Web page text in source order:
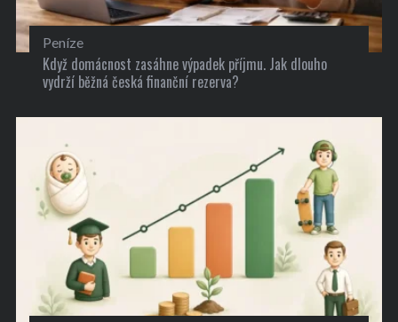
Peníze
Když domácnost zasáhne výpadek příjmu. Jak dlouho
vydrží běžná česká finanční rezerva?